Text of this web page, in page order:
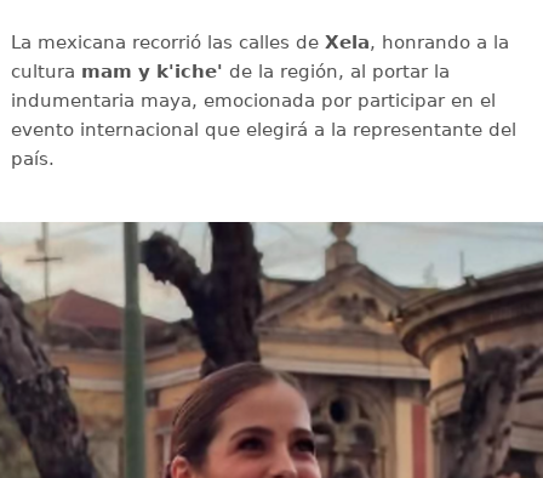
La mexicana recorrió las calles deXela, honrando a la
cultura mam y k'iche' de la región, al portar la
indumentaria maya, emocionada por participar en el
evento internacional que elegirá a la representante del
país.